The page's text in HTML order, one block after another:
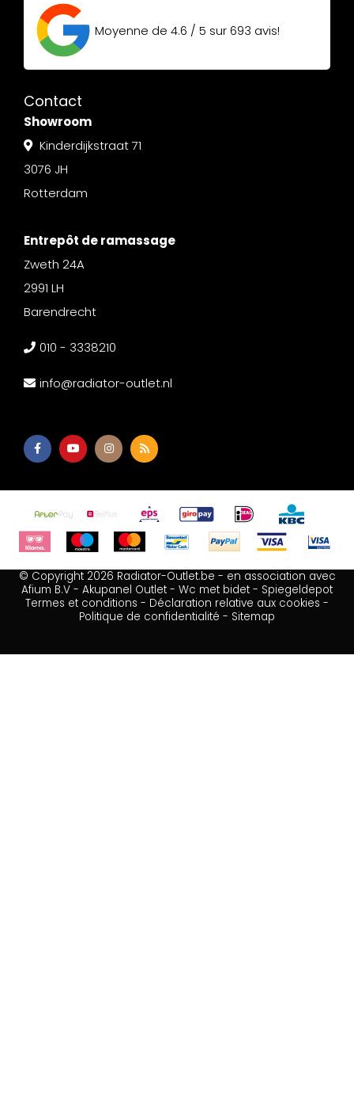
Moyenne de 4.6 / 5 sur693 avis!
Contact
Showroom
Kinderdijkstraat 71
3076 JH
Rotterdam
Entrepôt de ramassage
Zweth 24A
2991 LH
Barendrecht
010 - 3338210
info@radiator-outlet.nl
© Copyright 2026 Radiator-Outlet.be - en association avec
Afium B.V - Akupanel Outlet - Wc met bidet - Spiegeldepot
Termes et conditions - Déclaration relative aux cookies -
Politique de confidentialité - Sitemap